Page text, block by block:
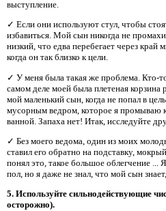
выступление.
✓ Если они используют стул, чтобы
избавиться. Мой сын никогда не
низкий, что едва перебегает через край
когда он так близко к цели.
✓ У меня была такая же проблема. Кто-
самом деле моей была плетеная
мой маленький сын, когда не попал в
мусорным ведром, которое я промываю
ванной. Запаха нет! Итак, исследуйте
✓ Без моего ведома, один из моих
ставил его обратно на подставку,
понял это, такое большое облегчение
пол, но я даже не знал, что мой сын
5. Используйте сильнодействующие
осторожно).